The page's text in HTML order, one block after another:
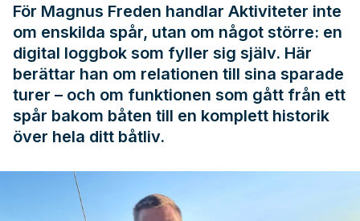
För Magnus Freden handlar Aktiviteter inte
om enskilda spår, utan om något större: en
digital loggbok som fyller sig själv. Här
berättar han om relationen till sina sparade
turer – och om funktionen som gått från ett
spår bakom båten till en komplett historik
över hela ditt båtliv.